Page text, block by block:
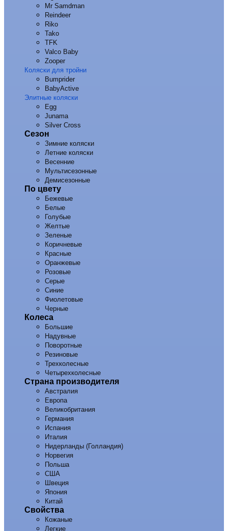
Mr Samdman
Reindeer
Riko
Tako
TFK
Valco Baby
Zooper
Коляски для тройни
Bumprider
BabyActive
Элитные коляски
Egg
Junama
Silver Cross
Сезон
Зимние коляски
Летние коляски
Весенние
Мультисезонные
Демисезонные
По цвету
Бежевые
Белые
Голубые
Желтые
Зеленые
Коричневые
Красные
Оранжевые
Розовые
Серые
Синие
Фиолетовые
Черные
Колеса
Большие
Надувные
Поворотные
Резиновые
Трехколесные
Четырехколесные
Страна производителя
Австралия
Европа
Великобритания
Германия
Испания
Италия
Нидерланды (Голландия)
Норвегия
Польша
США
Швеция
Япония
Китай
Свойства
Кожаные
Легкие